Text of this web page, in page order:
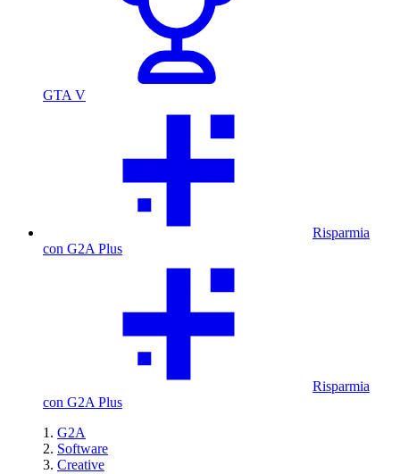
GTA V
Risparmia
con G2A Plus
Risparmia
con G2A Plus
G2A
Software
Creative